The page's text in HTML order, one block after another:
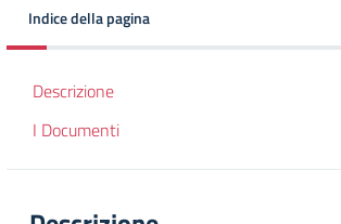
Indice della pagina
Descrizione
I Documenti